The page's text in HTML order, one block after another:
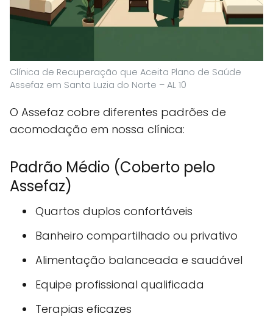
Clínica de Recuperação que Aceita Plano de Saúde
Assefaz em Santa Luzia do Norte – AL 10
O Assefaz cobre diferentes padrões de
acomodação em nossa clínica:
Padrão Médio (Coberto pelo
Assefaz)
Quartos duplos confortáveis
Banheiro compartilhado ou privativo
Alimentação balanceada e saudável
Equipe profissional qualificada
Terapias eficazes